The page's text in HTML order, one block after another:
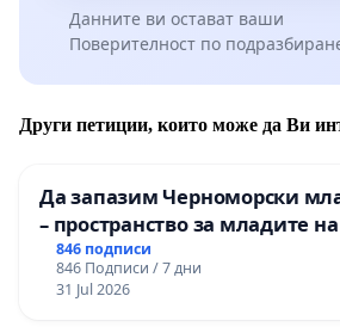
Данните ви остават ваши
Поверителност по
Други петиции, които може да Ви
Да запазим Черноморски
– пространство за младите
846 подписи
846 Подписи / 7 дни
31 Jul 2026